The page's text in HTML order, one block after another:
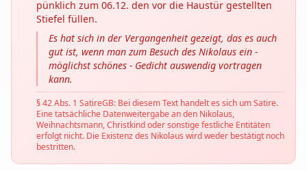
pünklich zum 06.12. den vor die Haustür gestellten
Stiefel füllen.
Es hat sich in der Vergangenheit gezeigt, das es auch
gut ist, wenn man zum Besuch des Nikolaus ein -
möglichst schönes - Gedicht auswendig vortragen
kann.
§ 42 Abs. 1 SatireGB: Bei diesem Text handelt es sich um Satire.
Eine tatsächliche Datenweitergabe an den Nikolaus,
Weihnachtsmann, Christkind oder sonstige festliche Entitäten
erfolgt nicht. Die Existenz des Nikolaus wird weder bestätigt noch
bestritten.